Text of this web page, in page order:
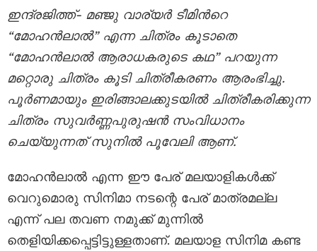
ഇന്ദ്രജിത്ത്- മഞ്ജു വാര്യര്‍ ടീമിന്‍റെ
“മോഹന്‍ലാല്‍” എന്ന ചിത്രം കൂടാതെ
“മോഹന്‍ലാല്‍ ആരാധകരുടെ കഥ” പറയുന്ന
മറ്റൊരു ചിത്രം കൂടി ചിത്രീകരണം ആരംഭിച്ചു.
പൂര്‍ണമായും ഇരിങ്ങാലക്കുടയില്‍ ചിത്രീകരിക്കുന്ന
ചിത്രം സുവര്‍ണ്ണപുരുഷന്‍ സംവിധാനം
ചെയ്യുന്നത് സുനിൽ പൂവേലി ആണ്.
മോഹൻലാൽ എന്ന ഈ പേര് മലയാളികൾക്ക്
വെറുമൊരു സിനിമാ നടന്റെ പേര് മാത്രമല്ല
എന്ന് പല തവണ നമുക്ക് മുന്നിൽ
തെളിയിക്കപ്പെട്ടിട്ടുള്ളതാണ്. മലയാള സിനിമ കണ്ട